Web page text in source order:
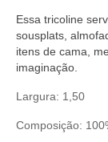
Essa tricoline
sousplats,
itens de cama,
imaginação.
Largura: 1,50
Composição: